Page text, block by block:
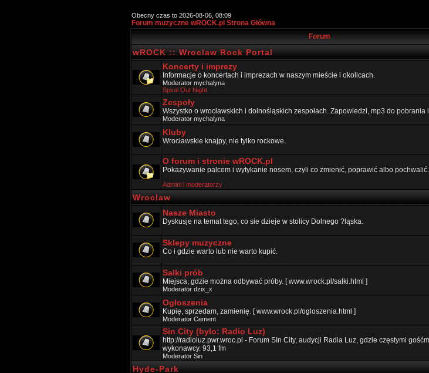
Obecny czas to 2026-08-06, 08:09
Forum muzyczne wROCK.pl Strona Główna
Forum
wROCK :: Wroclaw Rock Portal
Koncerty i imprezy
Informacje o koncertach i imprezach w naszym mieście i okolicach.
Moderator mychalyna
Spiral Out Night
Zespoły
Wszystko o wrocławskich i dolnośląskich zespołach. Zapowiedzi, mp3 do pobrania
Moderator mychalyna
Kluby
Wrocławskie knajpy, nie tylko rockowe.
O forum i stronie wROCK.pl
Pokazywanie palcem i wytykanie nosem, czyli co zmienić, poprawić albo pochwalić.
Admini i moderatorzy
Wroclaw
Nasze Miasto
Dyskusje na temat tego, co sie dzieje w stolicy Dolnego ?ląska.
Sklepy muzyczne
Co i gdzie warto lub nie warto kupić.
Salki prób
Miejsca, gdzie można odbywać próby. [ www.wrock.pl/salki.html ]
Moderator dzix_x
Ogłoszenia
Kupię, sprzedam, zamienię. [ www.wrock.pl/ogloszenia.html ]
Moderator Cement
Sin City (bylo: Radio Luz)
http://radioluz.pwr.wroc.pl - Forum SIn City, audycji Radia Luz, gdzie częstymi
wykonawcy. 93,1 fm
Moderator Sin
Hyde-Park